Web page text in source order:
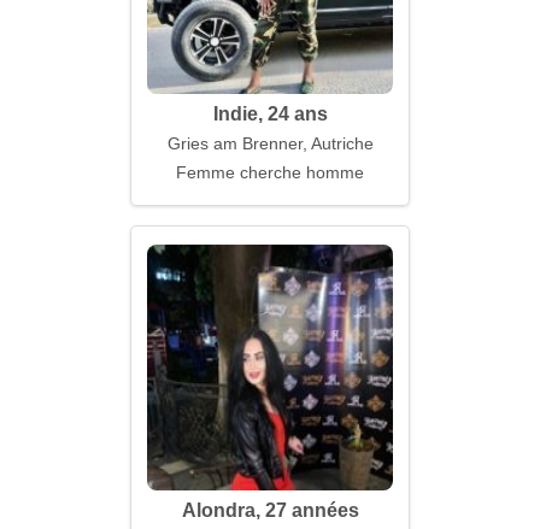
Indie, 24 ans
Gries am Brenner, Autriche
Femme cherche homme
Alondra, 27 années